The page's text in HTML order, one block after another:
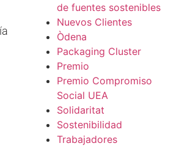
de fuentes sostenibles
Nuevos Clientes
Òdena
Packaging Cluster
Premio
Premio Compromiso
Social UEA
Solidaritat
Sostenibilidad
Trabajadores